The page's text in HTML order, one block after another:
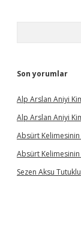
Son yorumlar
Alp Arslan Aniyi
Alp Arslan Aniyi
Absürt Kelimesinin
Absürt Kelimesinin
Sezen Aksu Tutuklu